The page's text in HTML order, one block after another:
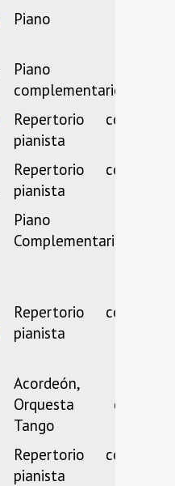
Piano
Piano
complementario
Repertorio con
pianista
Repertorio con
pianista
Piano
Complementario
Repertorio con
pianista
Acordeón,
Orquesta de
Tango
Repertorio con
pianista